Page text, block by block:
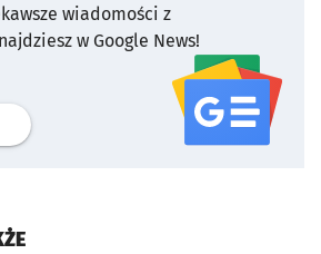
wiadomości z
w Google News!
profil serwisu